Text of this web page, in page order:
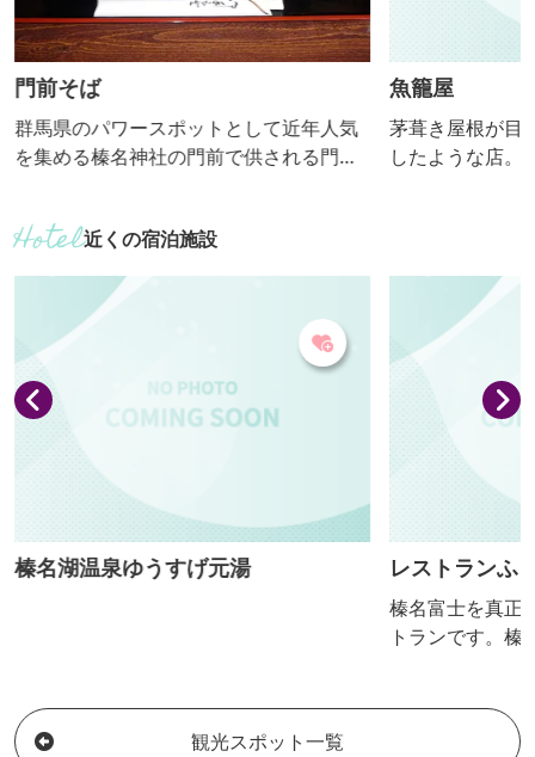
門前そば
群馬県のパワースポットとして近年人気
を集める榛名神社の門前で供される門前
ら、名物そばとして復活されました。地
元榛名山麓の契約農家で代々受け継がれ
てきた「きみそば」という希少な榛名在
来品種を用い、榛名山の湧き水で仕上げ
た手打ちそばです。コシが強くて、味も
香りも格別の逸品そばを味わいたい。
魚籠屋
茅葺き屋根が目
したような店。 【おっきりこみ提供期
近くの宿泊施設
榛名湖温泉ゆうすげ元湯 レストランふ
榛名富士を真正
トランです。榛
観光スポット一覧